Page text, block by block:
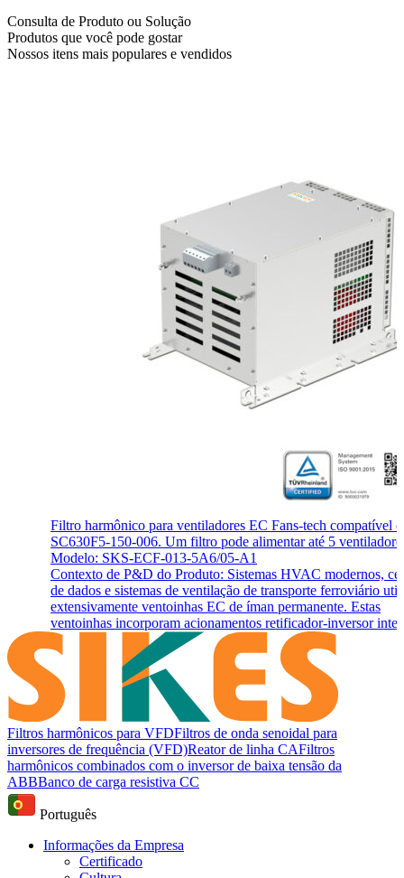
Consulta de Produto ou Solução
Produtos que você pode gostar
Nossos itens mais populares e vendidos
Filtro harmônico para ventiladores EC Fans-tech compatível
SC630F5-150-006. Um filtro pode alimentar até 5
Modelo: SKS-ECF-013-5A6/05-A1
Contexto de P&D do Produto: Sistemas HVAC modernos,
de dados e sistemas de ventilação de transporte ferroviário
extensivamente ventoinhas EC de íman permanente. Estas
ventoinhas incorporam acionamentos retificador-inversor
Filtros harmônicos para VFDFiltros de onda senoidal para
inversores de frequência (VFD)Reator de linha CAFiltros
harmônicos combinados com o inversor de baixa tensão da
ABBBanco de carga resistiva CC
Português
Informações da Empresa
Certificado